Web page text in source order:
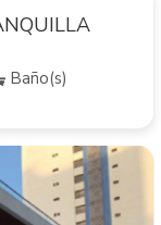
Baño(s)